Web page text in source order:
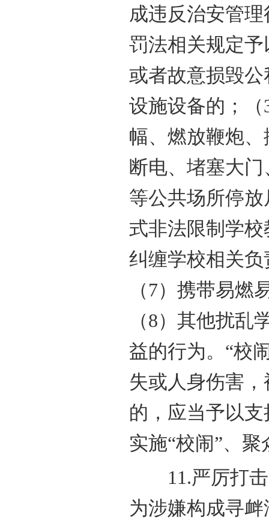
成违反治安管
罚法相关规定
或者故意损毁
设施设备的；
幅、燃放鞭炮
断电、堵塞大
等公共场所停
式非法限制学
纠缠学校相关
（7）携带易
（8）其他扰
益的行为。“校
失或人身伤害
的，应当予以
实施“校闹”、
11.严厉打击
为涉嫌构成寻